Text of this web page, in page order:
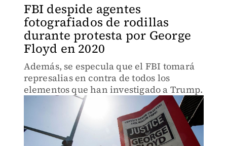
FBI despide agentes
fotografiados de rodillas
durante protesta por George
Floyd en 2020
Además, se especula que el FBI tomará
represalias en contra de todos los
elementos que han investigado a Trump.